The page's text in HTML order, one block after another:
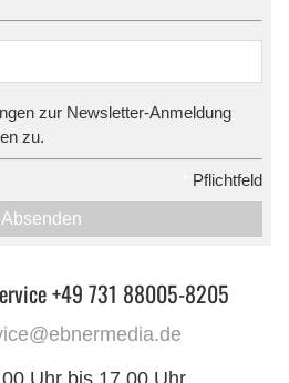
zur Newsletter-Anmeldung
zu.
Pflichtfeld
Absenden
+49 731 88005-8205